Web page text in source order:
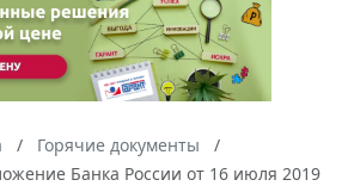
Горячие документы
Банка России от 16 июля 2019